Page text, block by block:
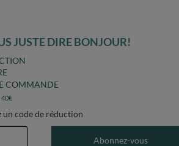
JUSTE DIRE BONJOUR!
COMMANDE
40€
code de réduction
Abonnez-vous